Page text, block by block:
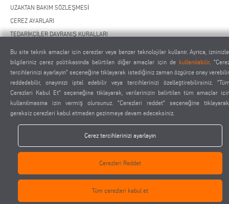
UZAKTAN BAKIM SÖZLEŞMESİ
ÇEREZ AYARLARI
TEDARİKÇİLER DAVRANIŞ KURALLARI
elumatec AG - Pinacher Straße 61 - 75417 Mühlacker - Almanya - Telefon
Bu site teknik amaçlar için çerezler veya benzer teknolojiler kullanır. Ayrıca,
bilgileriniz çerez politikasında belirtilen diğer amaçlar için de kullanılabilir.
tercihlerinizi ayarlayın" seçeneğine tıklayarak istediğiniz zaman özgürce onay
reddedebilir, onayınızı iptal edebilir veya tercihlerinizi özelleştirebilirsiniz.
Çerezleri Kabul Et" seçeneğine tıklayarak, verilerinizin belirtilen tüm amaçlar
kullanılmasına izin vermiş olursunuz. "Çerezleri reddet" seçeneğine
gereksiz çerezleri kabul etmeden gezinmeye devam edeceksiniz.
Çerez tercihlerinizi ayarlayın
Çerezleri Reddet
Tüm çerezleri kabul et